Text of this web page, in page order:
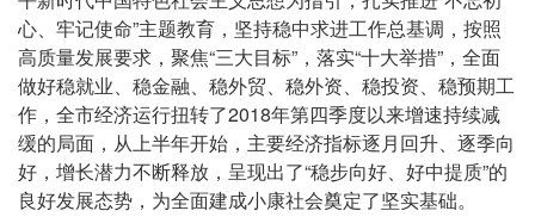
心、牢记使命”主题教育，坚持稳中求进工作总基调，按照
高质量发展要求，聚焦“三大目标”，落实“十大举措”，全面
做好稳就业、稳金融、稳外贸、稳外资、稳投资、稳预期工
作，全市经济运行扭转了2018年第四季度以来增速持续减
缓的局面，从上半年开始，主要经济指标逐月回升、逐季向
好，增长潜力不断释放，呈现出了“稳步向好、好中提质”的
良好发展态势，为全面建成小康社会奠定了坚实基础。